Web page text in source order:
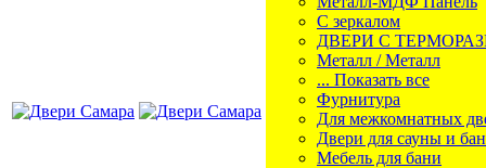
С зеркалом
ДВЕРИ С
Металл / Металл
... Показать все
Фурнитура
Для межкомнатных
Двери для сауны и
Мебель для бани